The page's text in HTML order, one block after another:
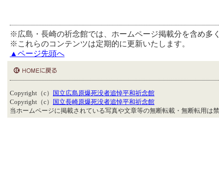
※広島・長崎の祈念館では、ホームページ掲載分を含め多
※これらのコンテンツは定期的に更新いたします。
▲ページ先頭へ
Copyright（c）
国立広島原爆死没者追悼平和祈念館
Copyright（c）
国立長崎原爆死没者追悼平和祈念館
当ホームページに掲載されている写真や文章等の無断転載・無断転用は